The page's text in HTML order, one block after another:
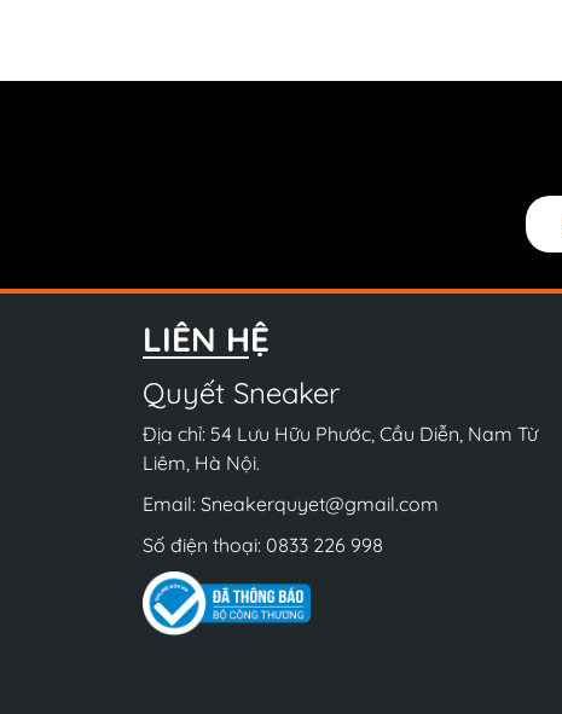
LIÊN HỆ
Quyết Sneaker
Địa chỉ: 54 Lưu Hữu Phước, Cầu Diễn, Nam Từ
Liêm, Hà Nội.
Email: Sneakerquyet@gmail.com
Số điện thoại: 0833 226 998